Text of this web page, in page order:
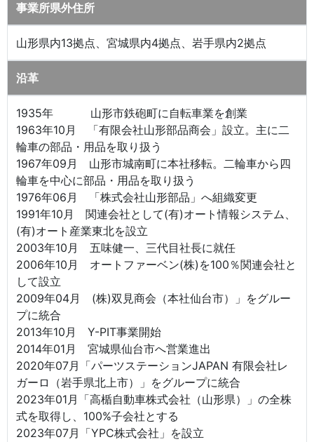
事業所県外住所
山形県内13拠点、宮城県内4拠点、岩手県内2拠点
沿革
1935年 山形市鉄砲町に自転車業を創業
1963年10月 「有限会社山形部品商会」設立。主に二
輪車の部品・用品を取り扱う
1967年09月 山形市城南町に本社移転。二輪車から四
輪車を中心に部品・用品を取り扱う
1976年06月 「株式会社山形部品」へ組織変更
1991年10月 関連会社として(有)オート情報システム、
(有)オート産業東北を設立
2003年10月 五味健一、三代目社長に就任
2006年10月 オートファーベン(株)を100％関連会社と
して設立
2009年04月 (株)双見商会（本社仙台市）」をグルー
プに統合
2013年10月 Y-PIT事業開始
2014年01月 宮城県仙台市へ営業進出
2020年07月「パーツステーションJAPAN 有限会社レ
ガーロ（岩手県北上市）」をグループに統合
2023年01月「高楯自動車株式会社（山形県）」の全株
式を取得し、100%子会社とする
2023年07月「YPC株式会社」を設立